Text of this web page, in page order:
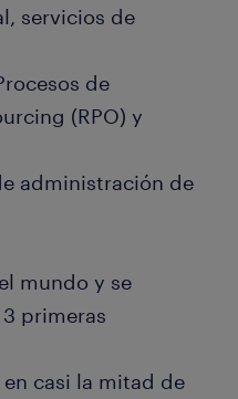
servicios de
de
(RPO) y
administración de
mundo y se
primeras
casi la mitad de